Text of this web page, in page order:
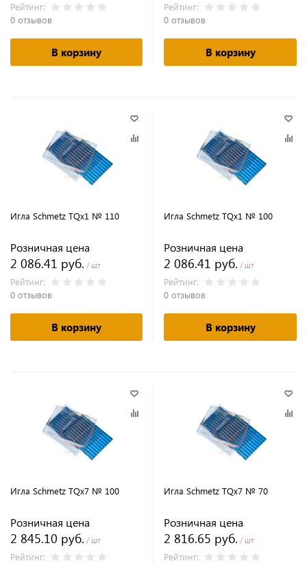
Рейтинг:
0 отзывов
В корзину
Рейтинг:
0 отзывов
В корзину
Игла Schmetz TQx1 № 110
Розничная цена
2 086.41 руб. / шт
Рейтинг:
0 отзывов
В корзину
Игла Schmetz TQx1 № 100
Розничная цена
2 086.41 руб. / шт
Рейтинг:
0 отзывов
В корзину
Игла Schmetz TQx7 № 100
Розничная цена
2 845.10 руб. / шт
Рейтинг:
Игла Schmetz TQx7 № 70
Розничная цена
2 816.65 руб. / шт
Рейтинг: